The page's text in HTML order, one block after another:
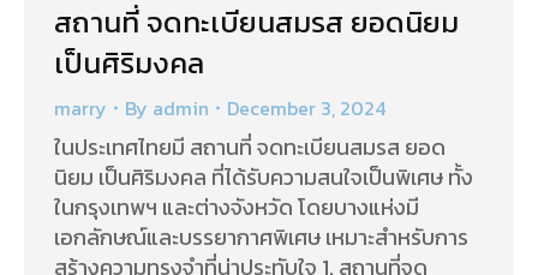
สถานที่ จดทะเบียนสมรส ยอดนิยม
เป็นศิริมงคล
marry By admin December 3, 2024
ในประเทศไทยมี สถานที่ จดทะเบียนสมรส ยอด
นิยม เป็นศิริมงคล ที่ได้รับความสนใจเป็นพิเศษ ทั้ง
ในกรุงเทพฯ และต่างจังหวัด โดยบางแห่งมี
เอกลักษณ์และบรรยากาศพิเศษ เหมาะสำหรับการ
สร้างความทรงจำที่น่าประทับใจ 1. สถานที่จด